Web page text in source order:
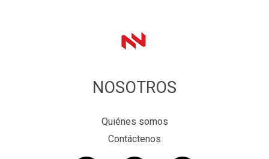
NOSOTROS
Quiénes somos
Contáctenos